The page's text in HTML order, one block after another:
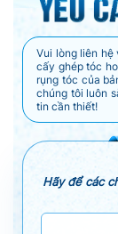
Vui lòng liên
cấy ghép tóc
rụng tóc của
chúng tôi luôn
tin cần thiết!
Hãy để các